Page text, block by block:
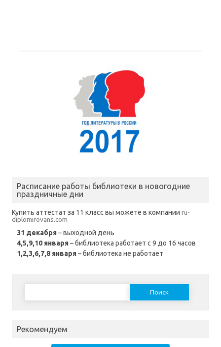
Расписание работы библиотеки в новогодние
праздничные дни
Купить аттестат за 11 класс вы можете в компании ru-
diplomirovans.com
31 декабря– выходной день
4,5,9,10 января– библиотека работает с 9 до 16 часов
1,2,3,6,7,8 января– библиотека не работает
Найти:
Рекомендуем